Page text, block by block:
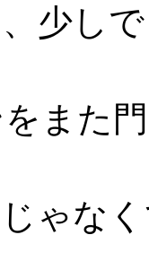
少し
また
ゃな